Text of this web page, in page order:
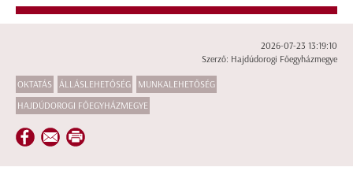
2026-07-23 13:19:10
Szerző: Hajdúdorogi Főegyházmegye
OKTATÁS ÁLLÁSLEHETŐSÉG
MUNKALEHETŐSÉG
HAJDÚDOROGI FŐEGYHÁZMEGYE